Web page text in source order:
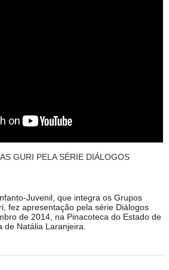
GURI PELA SÉRIE DIÁLOGOS
Juvenil, que integra os Grupos
fez apresentação pela série Diálogos
de 2014, na Pinacoteca do Estado de
de Natália Laranjeira.